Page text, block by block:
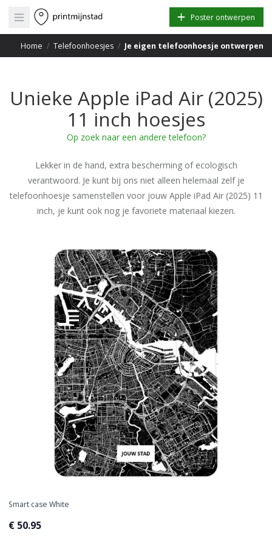
Open main menu Poster ontwerpen
Home / Telefoonhoesjes / Je eigen telefoonhoesje ontwerpen
Unieke Apple iPad Air (2025)
11 inch hoesjes
Op zoek naar een andere telefoon?
Lekker in de hand, extra bescherming of ecologisch
verantwoord. Je kunt bij ons niet alleen helemaal zelf je
telefoonhoesje samenstellen voor jouw Apple iPad Air (2025) 11
inch, je kunt ook nog je favoriete materiaal kiezen.
Smart case White
€ 50.95